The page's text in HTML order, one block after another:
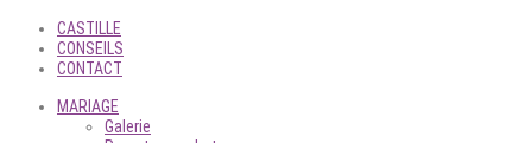
CASTILLE
CONSEILS
CONTACT
MARIAGE
Galerie